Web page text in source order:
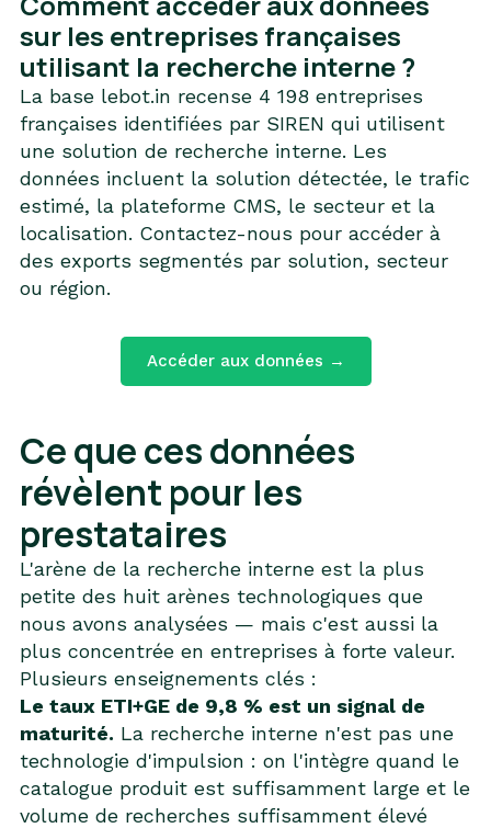
sur les entreprises françaises
utilisant la recherche interne ?
La base lebot.in recense 4 198 entreprises
françaises identifiées par SIREN qui utilisent
une solution de recherche interne. Les
données incluent la solution détectée, le trafic
estimé, la plateforme CMS, le secteur et la
localisation. Contactez-nous pour accéder à
des exports segmentés par solution, secteur
ou région.
Accéder aux données →
Ce que ces données
révèlent pour les
prestataires
L'arène de la recherche interne est la plus
petite des huit arènes technologiques que
nous avons analysées — mais c'est aussi la
plus concentrée en entreprises à forte valeur.
Plusieurs enseignements clés :
Le taux ETI+GE de 9,8 % est un signal de
maturité. La recherche interne n'est pas une
technologie d'impulsion : on l'intègre quand le
catalogue produit est suffisamment large et le
volume de recherches suffisamment élevé